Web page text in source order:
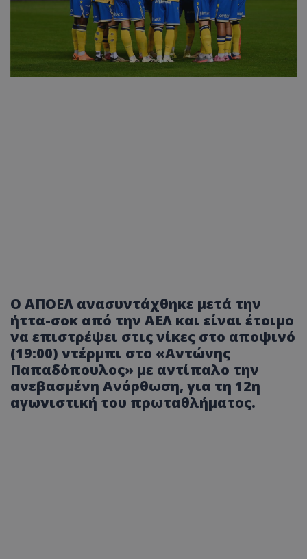
Ο ΑΠΟΕΛ ανασυντάχθηκε μετά την
ήττα-σοκ από την ΑΕΛ και είναι έτοιμο
να επιστρέψει στις νίκες στο αποψινό
(19:00) ντέρμπι στο «Αντώνης
Παπαδόπουλος» με αντίπαλο την
ανεβασμένη Ανόρθωση, για τη 12η
αγωνιστική του πρωταθλήματος.